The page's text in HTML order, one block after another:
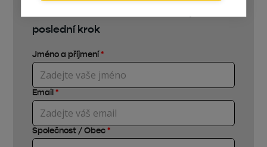
poslední krok
Jméno a příjmení*
Email*
Společnost / Obec*